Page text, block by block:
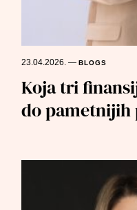
23.04.2026.—BLOGS
Koja tri
do pametnijih